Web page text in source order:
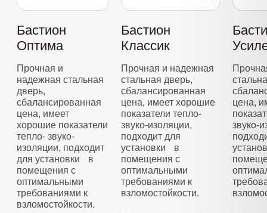
Бастион
Оптима
Прочная и
надежная стальная
дверь,
сбалансированная
цена, имеет
хорошие показатели
тепло- звуко-
изоляции, подходит
для установки в
помещения с
оптимальными
требованиями к
взломостойкости.
Бастион
Классик
Прочная и надежная
стальная дверь,
сбалансированная
цена, имеет хорошие
показатели тепло-
звуко-изоляции,
подходит для
установки в
помещения с
оптимальными
требованиями к
взломостойкости.
цена,
звуко-